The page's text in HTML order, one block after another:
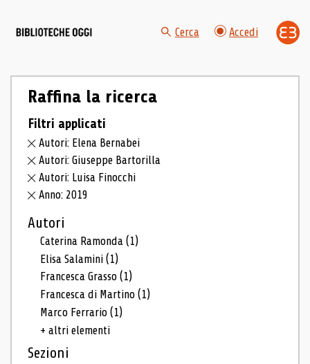
Cerca Accedi
Raffina la ricerca
Filtri applicati
Autori: Elena Bernabei
Autori: Giuseppe Bartorilla
Autori: Luisa Finocchi
Anno: 2019
Autori
Caterina Ramonda(1)
Elisa Salamini(1)
Francesca Grasso(1)
Francesca di Martino(1)
Marco Ferrario(1)
+ altri elementi
Sezioni